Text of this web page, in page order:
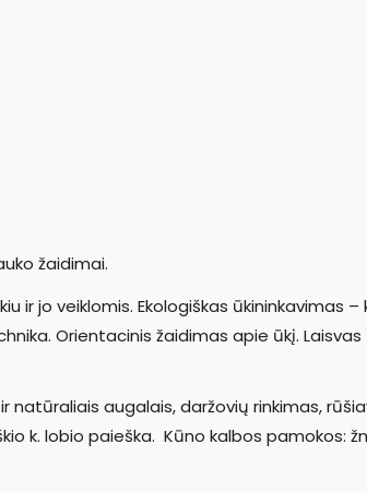
žaidimai.
ir jo veiklomis. Ekologiškas ūkininkavimas –
Orientacinis žaidimas apie ūkį. Laisvas
augalais, daržovių rinkimas,
k. lobio paieška. Kūno kalbos pamokos: